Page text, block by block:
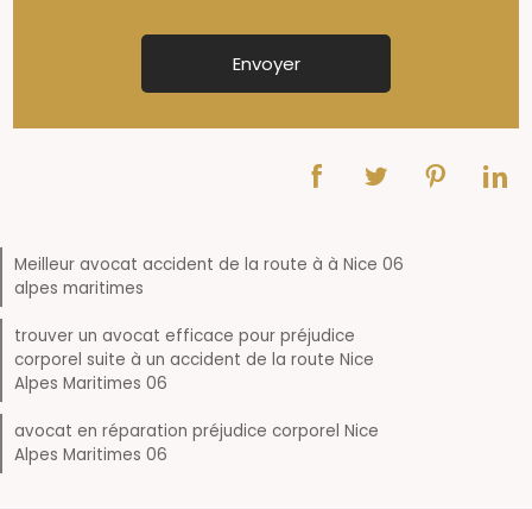
Meilleur avocat accident de la route à à Nice 06
alpes maritimes
trouver un avocat efficace pour préjudice
corporel suite à un accident de la route Nice
Alpes Maritimes 06
avocat en réparation préjudice corporel Nice
Alpes Maritimes 06